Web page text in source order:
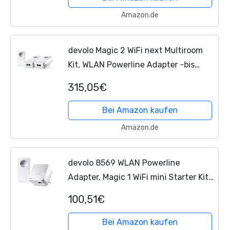
Amazon.de
devolo Magic 2 WiFi next Multiroom
Kit, WLAN Powerline Adapter -bis
Steckdose, 4x Gigabit LAN Anschluss,
dLAN 2.0, mit WLAN, weiß
315,05€
Bei Amazon kaufen
Amazon.de
devolo 8569 WLAN Powerline
Adapter, Magic 1 WiFi mini Starter Kit
Verstärker, 1x LAN Anschluss, dLAN
100,51€
Bei Amazon kaufen